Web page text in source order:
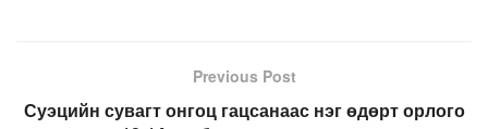
Previous Post
Суэцийн сувагт онгоц гацсанаас нэг өдөрт орлого